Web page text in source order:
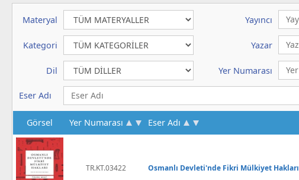
Materyal Yayıncı
Kategori Yazar
Dil Yer Numarası
Eser Adı
Görsel Yer Numarası Eser Adı
TR.KT.03422 Osmanlı Devleti'nde Fikri Mülkiyet Hakları